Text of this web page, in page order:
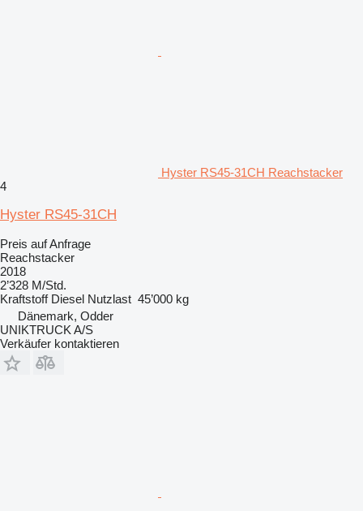
Hyster RS45-31CH Reachstacker
4
Hyster RS45-31CH
Preis auf Anfrage
Reachstacker
2018
2’328 M/Std.
Kraftstoff Diesel Nutzlast 45’000 kg
Dänemark, Odder
UNIKTRUCK A/S
Verkäufer kontaktieren